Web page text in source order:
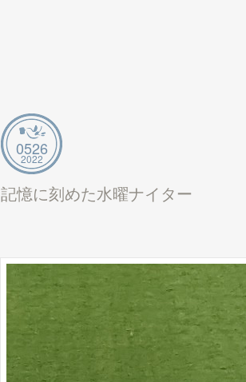
2022
0526
記憶に刻めた水曜ナイター